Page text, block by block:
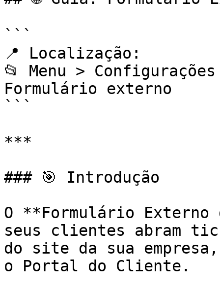
```
📍 Localização:
📂 Menu >
Formulário externo
```
***
### 🎯 Introdução
O **Formulário
seus clientes abram
do site da sua
o Portal do Cliente.